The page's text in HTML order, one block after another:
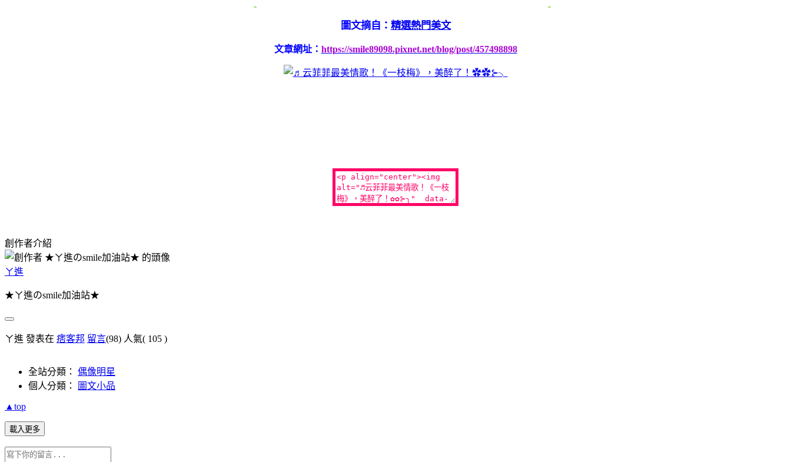
圖文摘自： 精選熱門美文
文章網址： https://smile89098.pixnet.net/blog/post/457498898
創作者介紹
ㄚ進
★ㄚ進のsmile加油站★
ㄚ進 發表在 痞客邦 留言(98) 人氣( 105 )
全站分類： 偶像明星
個人分類：
圖文小品
▲top
載入更多